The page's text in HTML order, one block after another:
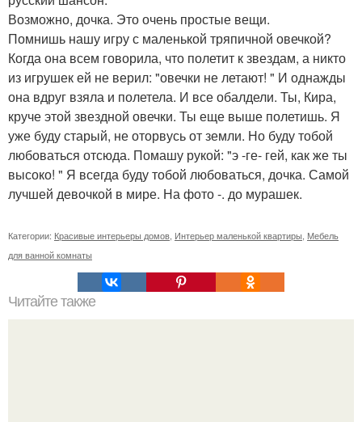
Возможно, дочка. Это очень простые вещи.
Помнишь нашу игру с маленькой тряпичной овечкой?
Когда она всем говорила, что полетит к звездам, а никто
из игрушек ей не верил: "овечки не летают! " И однажды
она вдруг взяла и полетела. И все обалдели. Ты, Кира,
круче этой звездной овечки. Ты еще выше полетишь. Я
уже буду старый, не оторвусь от земли. Но буду тобой
любоваться отсюда. Помашу рукой: "э -ге- гей, как же ты
высоко! " Я всегда буду тобой любоваться, дочка. Самой
лучшей девочкой в мире. На фото -. до мурашек.
Категории: Красивые интерьеры домов Интерьер маленькой квартиры Мебель
для ванной комнаты
Читайте также